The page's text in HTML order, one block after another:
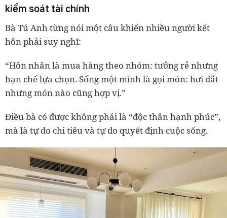
kiểm soát tài chính
Bà Tú Anh từng nói một câu khiến nhiều người kết
hôn phải suy nghĩ:
“Hôn nhân là mua hàng theo nhóm: tưởng rẻ nhưng
hạn chế lựa chọn. Sống một mình là gọi món: hơi đắt
nhưng món nào cũng hợp vị.”
Điều bà có được không phải là “độc thân hạnh phúc”,
mà là tự do chi tiêu và tự do quyết định cuộc sống.